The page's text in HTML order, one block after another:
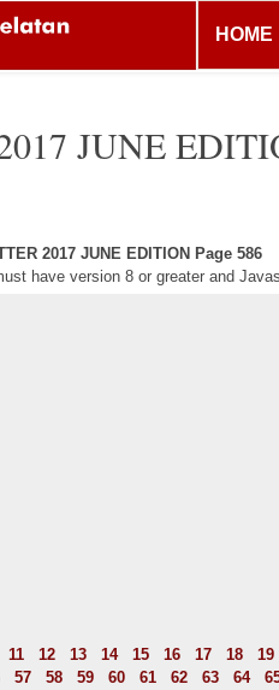
HOME
JUNE
2017 JUNE EDITION Page 586
have version 8 or greater and
11 12 13 14 15 16 17 18
19
57 58 59 60 61 62 63 64